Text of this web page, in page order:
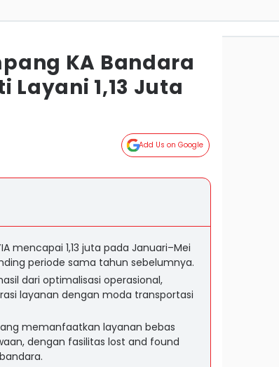
KA Bandara
Layani 1,13 Juta
Add Us on Google
mencapai 1,13 juta pada Januari–Mei
periode sama tahun sebelumnya.
dari optimalisasi operasional,
layanan dengan moda transportasi
memanfaatkan layanan bebas
dengan fasilitas lost and found